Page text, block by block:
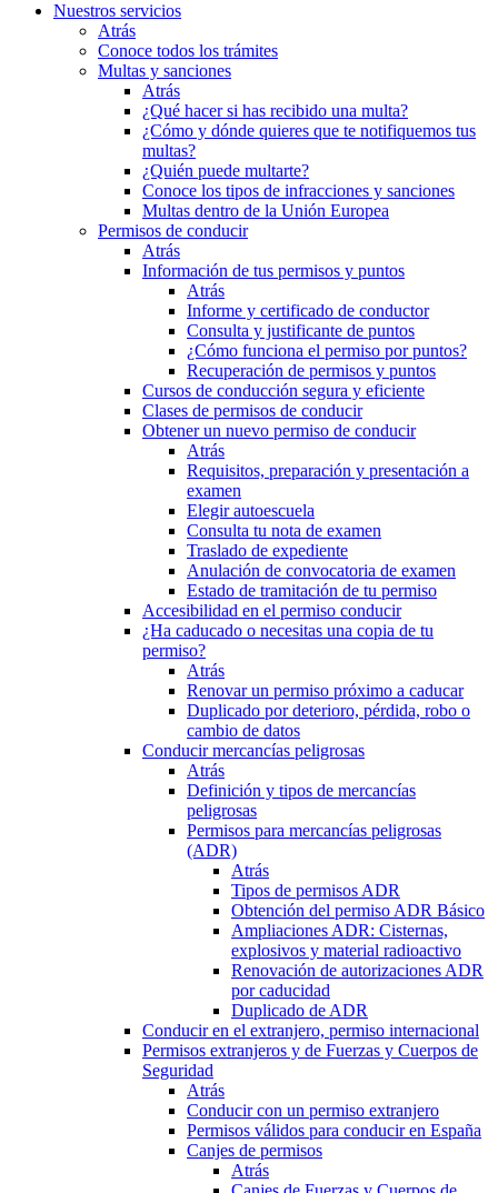
Nuestros servicios
Atrás
Conoce todos los trámites
Multas y sanciones
Atrás
¿Qué hacer si has recibido una multa?
¿Cómo y dónde quieres que te notifiquemos tus
multas?
¿Quién puede multarte?
Conoce los tipos de infracciones y sanciones
Multas dentro de la Unión Europea
Permisos de conducir
Atrás
Información de tus permisos y puntos
Atrás
Informe y certificado de conductor
Consulta y justificante de puntos
¿Cómo funciona el permiso por puntos?
Recuperación de permisos y puntos
Cursos de conducción segura y eficiente
Clases de permisos de conducir
Obtener un nuevo permiso de conducir
Atrás
Requisitos, preparación y presentación a
examen
Elegir autoescuela
Consulta tu nota de examen
Traslado de expediente
Anulación de convocatoria de examen
Estado de tramitación de tu permiso
Accesibilidad en el permiso conducir
¿Ha caducado o necesitas una copia de tu
permiso?
Atrás
Renovar un permiso próximo a caducar
Duplicado por deterioro, pérdida, robo o
cambio de datos
Conducir mercancías peligrosas
Atrás
Definición y tipos de mercancías
peligrosas
Permisos para mercancías peligrosas
(ADR)
Atrás
Tipos de permisos ADR
Obtención del permiso ADR Básico
Ampliaciones ADR: Cisternas,
explosivos y material radioactivo
Renovación de autorizaciones ADR
por caducidad
Duplicado de ADR
Conducir en el extranjero, permiso internacional
Permisos extranjeros y de Fuerzas y Cuerpos de
Seguridad
Atrás
Conducir con un permiso extranjero
Permisos válidos para conducir en España
Canjes de permisos
Atrás